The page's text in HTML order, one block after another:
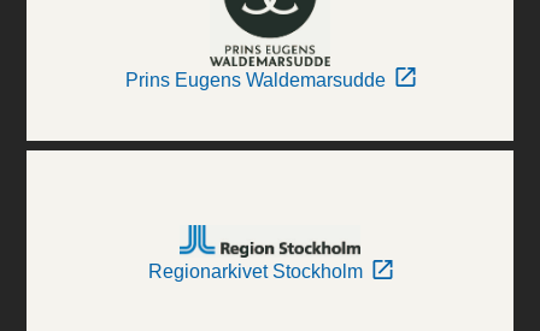
Prins Eugens Waldemarsudde
Regionarkivet Stockholm